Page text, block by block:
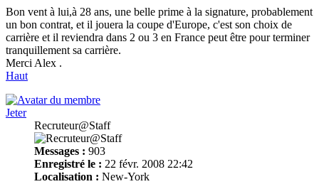
Bon vent à lui,à 28 ans, une belle prime à la signature, probablement
un bon contrat, et il jouera la coupe d'Europe, c'est son choix de
carrière et il reviendra dans 2 ou 3 en France peut être pour terminer
tranquillement sa carrière.
Merci Alex .
Haut
Jeter
Recruteur@Staff
Messages : 903
Enregistré le : 22 févr. 2008 22:42
Localisation : New-York